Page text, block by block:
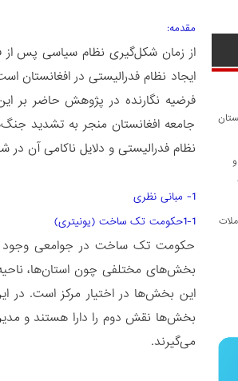
مقدمه:
از زمان شکل‌گیری نظام سیاسی پس
ایجاد نظام فدرالیستی در افغانستان
فرضیه نگارنده در پژوهش حاضر بر
جامعه افغانستان منجر به تشدید
نظام فدرالیستی و دلایل ناکامی آن
1- مبانی نظری
1-1حکومت تک ساخت (یونیتری)
حکومت تک ساخت در جوامعی وجود
بخش‌های مختلفی چون استان‌ها،
این بخش‌ها در اختیار مرکز است. در
بخش‌ها نقش دوم را دارا هستند و
می‌گیرند.